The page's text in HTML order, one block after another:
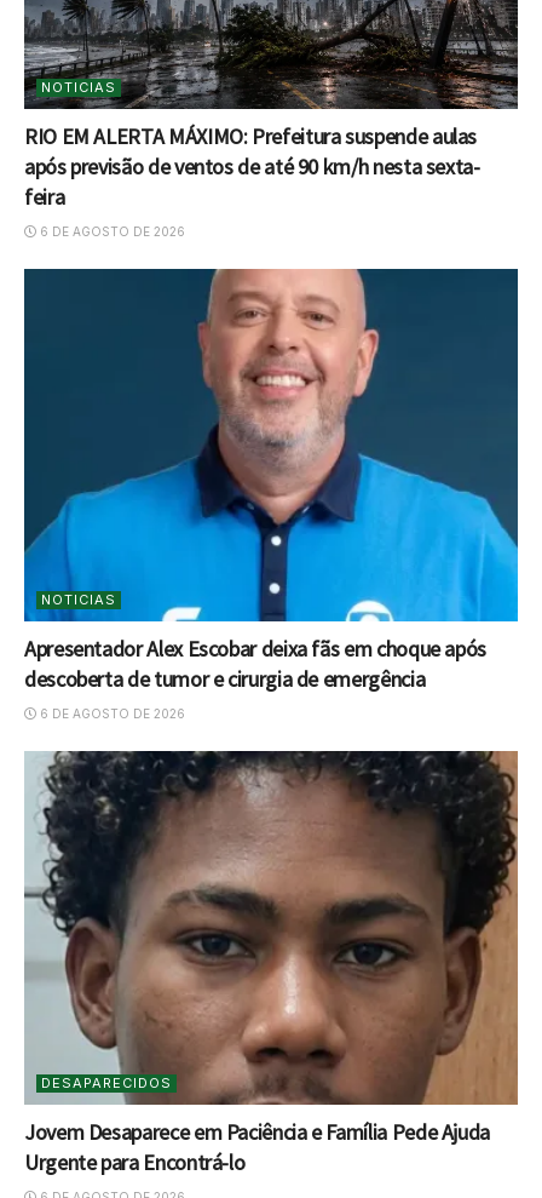
NOTICIAS
RIO EM ALERTA MÁXIMO: Prefeitura suspende aulas
após previsão de ventos de até 90 km/h nesta sexta-
feira
6 DE AGOSTO DE 2026
NOTICIAS
Apresentador Alex Escobar deixa fãs em choque após
descoberta de tumor e cirurgia de emergência
6 DE AGOSTO DE 2026
DESAPARECIDOS
Jovem Desaparece em Paciência e Família Pede Ajuda
Urgente para Encontrá-lo